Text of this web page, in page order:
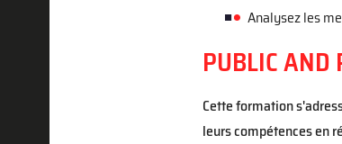
Analysez les
PUBLIC AND
Cette formation
leurs compétences en